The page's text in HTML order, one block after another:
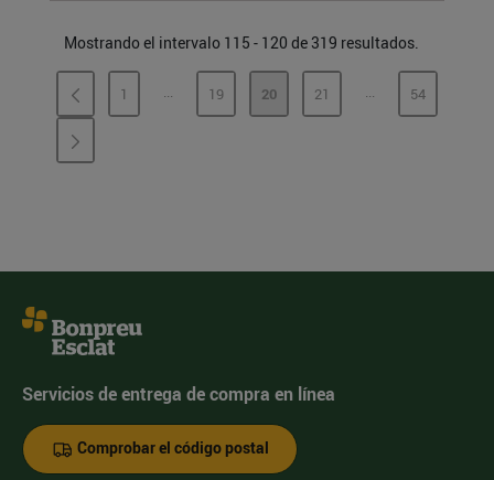
Mostrando el intervalo 115 - 120 de 319 resultados.
PÁGINA
1 ...PÁGINAS INTERMEDIAS
PÁGINA
19 PÁGINA
20 PÁGINA
21 ...PÁGINASPÁGINA
54
Servicios de entrega de compra en línea
Comprobar el código postal